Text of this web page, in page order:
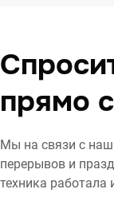
прямо
Мы на связи с
перерывов и
техника работала